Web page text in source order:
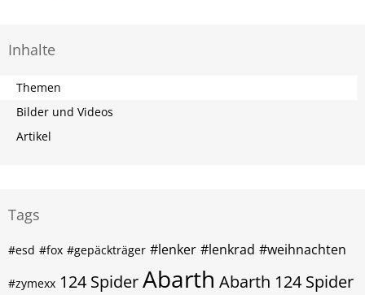
Inhalte
Themen
Bilder und Videos
Artikel
Tags
#esd #fox #gepäckträger #lenker #lenkrad #weihnachten
#zymexx 124 SpiderAbarth Abarth 124 Spider